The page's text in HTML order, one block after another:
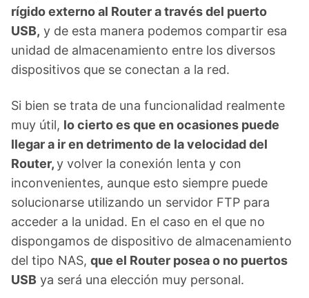
rígido externo al Router a través del puerto
USB, y de esta manera podemos compartir esa
unidad de almacenamiento entre los diversos
dispositivos que se conectan a la red.
Si bien se trata de una funcionalidad realmente
muy útil, lo cierto es que en ocasiones puede
llegar a ir en detrimento de la velocidad del
Router,y volver la conexión lenta y con
inconvenientes, aunque esto siempre puede
solucionarse utilizando un servidor FTP para
acceder a la unidad. En el caso en el que no
dispongamos de dispositivo de almacenamiento
del tipo NAS, que el Router posea o no puertos
USB ya será una elección muy personal.